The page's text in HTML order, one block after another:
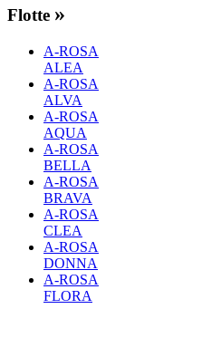
Flotte »
A-ROSA
ALEA
A-ROSA
ALVA
A-ROSA
AQUA
A-ROSA
BELLA
A-ROSA
BRAVA
A-ROSA
CLEA
A-ROSA
DONNA
A-ROSA
FLORA